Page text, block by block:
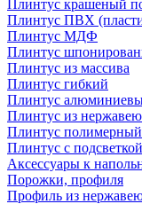
Плинтус крашеный
Плинтус ПВХ
Плинтус МДФ
Плинтус
Плинтус из массива
Плинтус гибкий
Плинтус
Плинтус из
Плинтус
Плинтус с подсветкой
Аксессуары к
Порожки, профиля
Профиль из